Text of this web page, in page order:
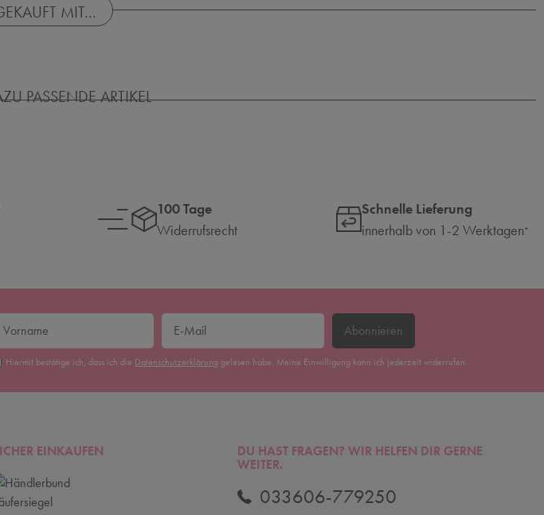
MIT...
PASSENDE ARTIKEL
100 Tage
Widerrufsrecht
Schnelle Lieferung
innerhalb von 1-2 Werktagen*
Abonnieren
Hiermit bestätige ich, dass ich die Daten­schutz­erklärunggelesen habe. Meine Einwilligung kann ich jederzeit widerrufen.
EINKAUFEN
DU HAST FRAGEN? WIR HELFEN DIR GERNE
WEITER.
033606-779250